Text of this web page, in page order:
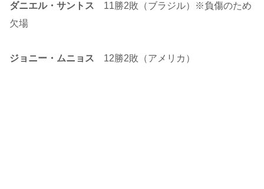
ダニエル・サントス 11勝2敗（ブラジル）※負傷のため
欠場
ジョニー・ムニョス 12勝2敗（アメリカ）